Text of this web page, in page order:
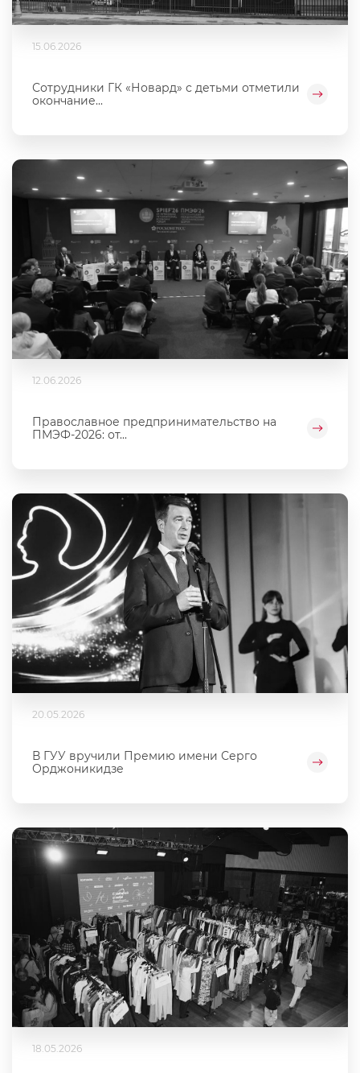
15.06.2026
Сотрудники ГК «Новард» с детьми отметили
окончание...
12.06.2026
Православное предпринимательство на
ПМЭФ-2026: от...
20.05.2026
В ГУУ вручили Премию имени Серго
Орджоникидзе
18.05.2026